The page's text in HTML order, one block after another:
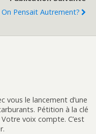
On Pensait Autrement?
vous le lancement d’une
Pétition à la clé
Votre voix compte. C’est